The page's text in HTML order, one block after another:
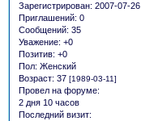
Зарегистрирован: 2007-07-26
Приглашений: 0
Сообщений: 35
Уважение: +0
Позитив: +0
Пол: Женский
Возраст: 37 [1989-03-11]
Провел на форуме:
2 дня 10 часов
Последний визит: